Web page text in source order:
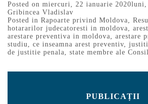
Posted on miercuri, 22 ianuarie 2020luni,
Gribincea Vladislav
Posted in Rapoarte privind Moldova,
hotararilor judecatoresti in moldova,
arestare preventiva in moldova, arestare
studiu, ce inseamna arest preventiv,
de justitie penala, state membre ale
PUBLICAȚII